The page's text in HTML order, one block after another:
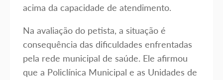
acima da capacidade de atendimento.
Na avaliação do petista, a situação é
consequência das dificuldades enfrentadas
pela rede municipal de saúde. Ele afirmou
que a Policlínica Municipal e as Unidades de